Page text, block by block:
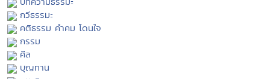
กวีธรรมะ
คติธรรม คำคม โดนใจ
กรรม
ศีล
บุญทาน